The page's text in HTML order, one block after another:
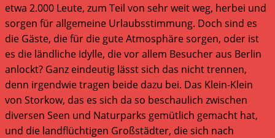
etwa 2.000 Leute, zum Teil von sehr weit weg, herbei und
sorgen für allgemeine Urlaubsstimmung. Doch sind es
die Gäste, die für die gute Atmosphäre sorgen, oder ist
es die ländliche Idylle, die vor allem Besucher aus Berlin
anlockt? Ganz eindeutig lässt sich das nicht trennen,
denn irgendwie tragen beide dazu bei. Das Klein-Klein
von Storkow, das es sich da so beschaulich zwischen
diversen Seen und Naturparks gemütlich gemacht hat,
und die landflüchtigen Großstädter, die sich nach